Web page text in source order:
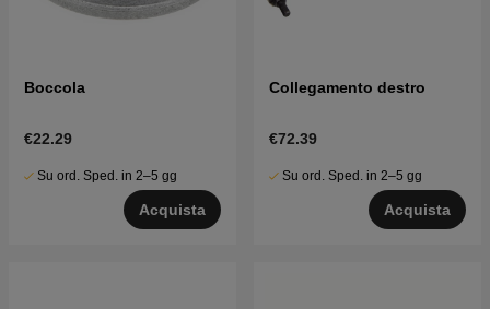
Boccola
€22.29
Su ord. Sped. in 2–5 gg
Acquista
Collegamento destro
€72.39
Su ord. Sped. in 2–5 gg
Acquista